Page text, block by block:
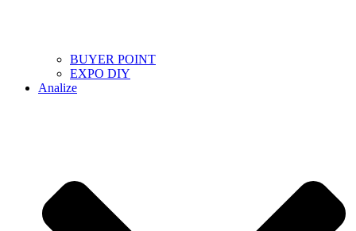
BUYER POINT
EXPO DIY
Analize